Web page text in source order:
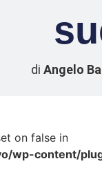
diAngelo
on false in
wp-content/